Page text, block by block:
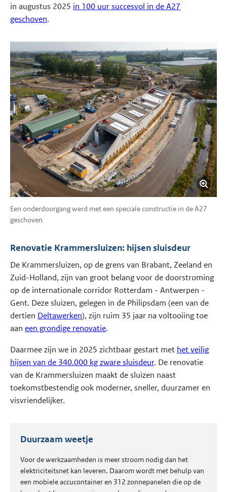
in augustus 2025 in 100 uur succesvol in de A27
geschoven.
Een onderdoorgang werd met een speciale constructie in de A27
geschoven
Renovatie Krammersluizen: hijsen sluisdeur
De Krammersluizen, op de grens van Brabant, Zeeland en
Zuid-Holland, zijn van groot belang voor de doorstroming
op de internationale corridor Rotterdam - Antwerpen -
Gent. Deze sluizen, gelegen in de Philipsdam (een van de
dertien Deltawerken), zijn ruim 35 jaar na voltooiing toe
aaneen grondige renovatie.
Daarmee zijn we in 2025 zichtbaar gestart met het veilig
hijsen van de 340.000 kg zware sluisdeur. De renovatie
van de Krammersluizen maakt de sluizen naast
toekomstbestendig ook moderner, sneller, duurzamer en
visvriendelijker.
Duurzaam weetje
Voor de werkzaamheden is meer stroom nodig dan het
elektriciteitsnet kan leveren. Daarom wordt met behulp van
een mobiele accucontainer en 312 zonnepanelen die op de